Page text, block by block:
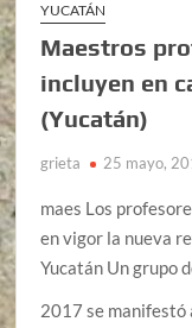
YUCATÁN
Maestros
incluyen en
(Yucatán)
grieta 25 mayo,
maes Los
en vigor la nueva
Yucatán Un grupo
2017 se manifestó